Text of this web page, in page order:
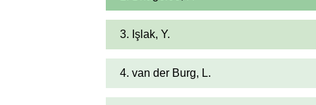
3. Işlak, Y.
4. van der Burg, L.